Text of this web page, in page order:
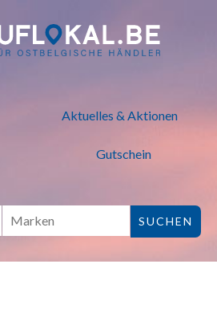
- Bei lokalen
Aktuelles & Aktionen
Gutschein